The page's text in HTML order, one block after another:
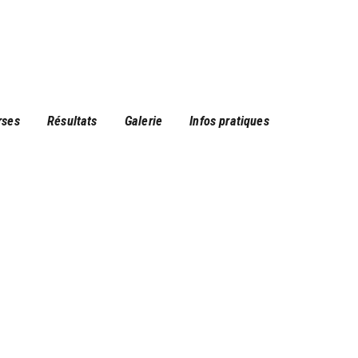
Résultats Galerie Infos pratiques